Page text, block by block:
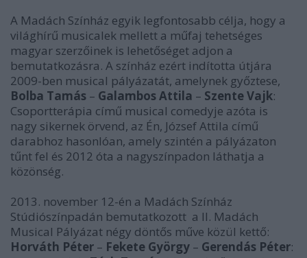
A Madách Színház egyik legfontosabb célja, hogy a
világhírű musicalek mellett a műfaj tehetséges
magyar szerzőinek is lehetőséget adjon a
bemutatkozásra. A színház ezért indította útjára
2009-ben musical pályázatát, amelynek győztese,
Bolba Tamás – Galambos Attila – Szente Vajk:
Csoportterápia című musical comedyje azóta is
nagy sikernek örvend, az Én, József Attila című
darabhoz hasonlóan, amely szintén a pályázaton
tűnt fel és 2012 óta a nagyszínpadon láthatja a
közönség.
2013. november 12-én a Madách Színház
Stúdiószínpadán bemutatkozott a II. Madách
Musical Pályázat négy döntős műve közül kettő:
Horváth Péter – Fekete György – Gerendás Péter: